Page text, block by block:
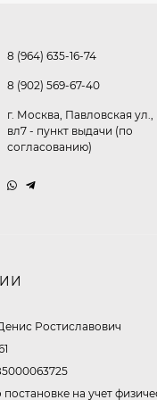
8 (964) 635-16-74
8 (902) 569-67-40
г. Москва, Павловская ул.,
вл7 - пункт выдачи (по
согласованию)
Ростиславович
на учет